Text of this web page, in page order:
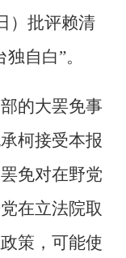
）批评赖清
自白”。
的大罢免事
柯接受本报
免对在野党
在立法院取
策，可能使